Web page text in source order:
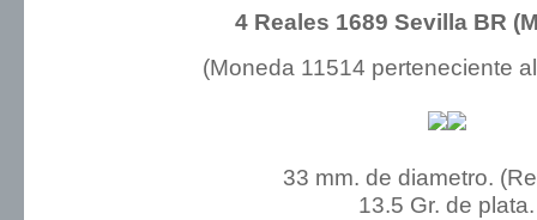
4 Reales 1689 Sevilla BR
(Moneda 11514 perteneciente
33 mm. de diametro.
13.5 Gr. de plata.